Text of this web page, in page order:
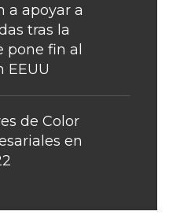
a apoyar a
tras la
pone fin al
EEUU
de Color
en